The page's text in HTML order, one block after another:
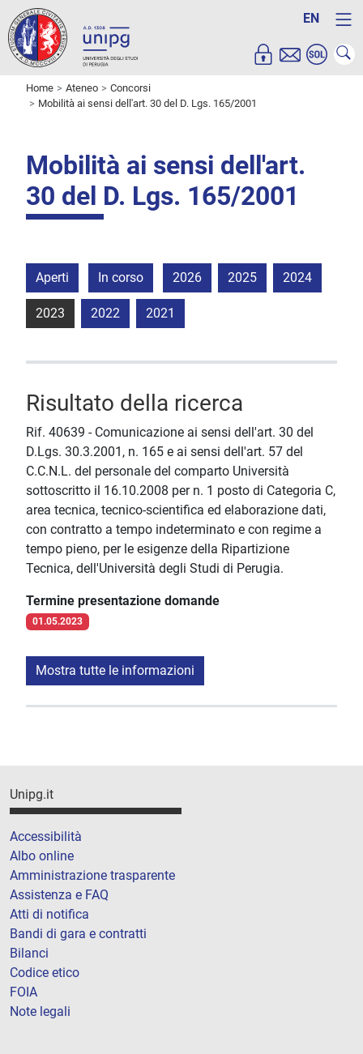
EN
Home Ateneo
Concorsi
Mobilità ai sensi dell'art. 30 del D. Lgs. 165/2001
Mobilità ai sensi dell'art.
30 del D. Lgs. 165/2001
Aperti In corso 2026 2025 2024
2023 2022 2021
Risultato della ricerca
Rif. 40639 - Comunicazione ai sensi dell'art. 30 del
D.Lgs. 30.3.2001, n. 165 e ai sensi dell'art. 57 del
C.C.N.L. del personale del comparto Università
sottoscritto il 16.10.2008 per n. 1 posto di Categoria C,
area tecnica, tecnico-scientifica ed elaborazione dati,
con contratto a tempo indeterminato e con regime a
tempo pieno, per le esigenze della Ripartizione
Tecnica, dell'Università degli Studi di Perugia.
Termine presentazione domande
01.05.2023
Mostra tutte le informazioni
Unipg.it
Accessibilità
Albo online
Amministrazione trasparente
Assistenza e FAQ
Atti di notifica
Bandi di gara e contratti
Bilanci
Codice etico
FOIA
Note legali